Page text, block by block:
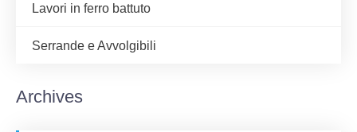
Lavori in ferro battuto
Serrande e Avvolgibili
Archives